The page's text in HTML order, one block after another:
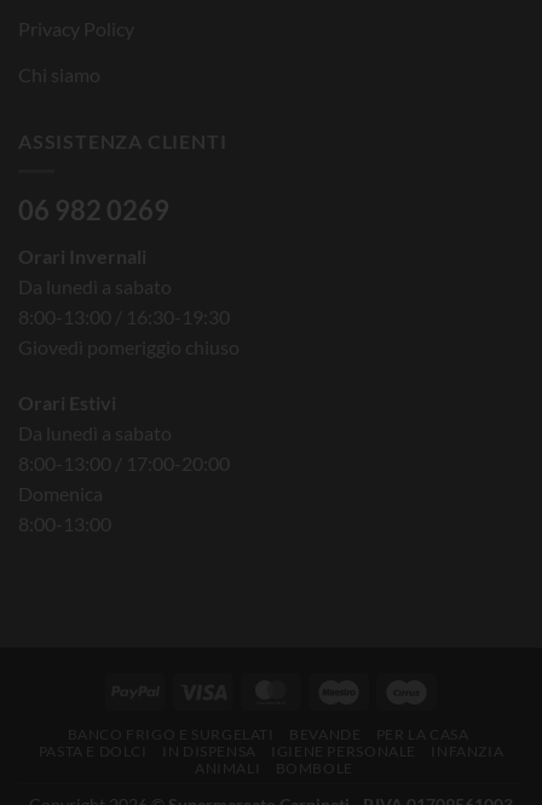
Privacy Policy
Chi siamo
ASSISTENZA CLIENTI
06 982 0269
Orari Invernali
Da lunedì a sabato
8:00-13:00 / 16:30-19:30
Giovedì pomeriggio chiuso
Orari Estivi
Da lunedì a sabato
8:00-13:00 / 17:00-20:00
Domenica
8:00-13:00